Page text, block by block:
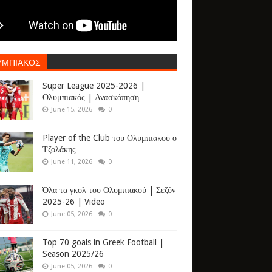
Super League 2025-2026 |
Ολυμπιακός | Ανασκόπηση
June 15, 2026 0
Player of the Club του Ολυμπιακού ο
Τζολάκης
June 11, 2026 0
Όλα τα γκολ του Ολυμπιακού | Σεζόν
2025-26 | Video
June 05, 2026 0
Top 70 goals in Greek Football |
Season 2025/26
June 05, 2026 0